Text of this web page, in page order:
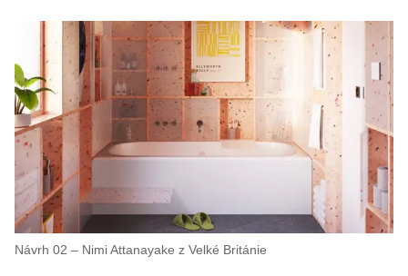
Návrh 02 – Nimi Attanayake z Velké Británie